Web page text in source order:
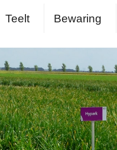
Teelt Bewaring